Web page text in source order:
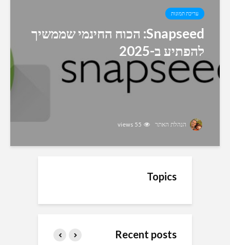
עריכת תמונות
Snapseed: הכוח החינמי שממשיך
להפתיע ב-2025
הנהלת האתר 55 views
Topics
Recent posts